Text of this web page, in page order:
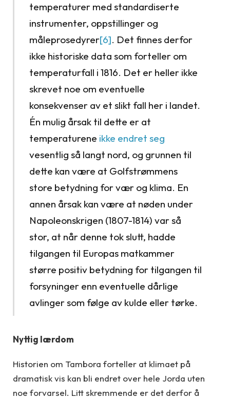
temperaturer med standardiserte
instrumenter, oppstillinger og
måleprosedyrer[6]. Det finnes derfor
ikke historiske data som forteller om
temperaturfall i 1816. Det er heller ikke
skrevet noe om eventuelle
konsekvenser av et slikt fall her i landet.
Én mulig årsak til dette er at
temperaturene ikke endret seg
vesentlig så langt nord, og grunnen til
dette kan være at Golfstrømmens
store betydning for vær og klima. En
annen årsak kan være at nøden under
Napoleonskrigen (1807-1814) var så
stor, at når denne tok slutt, hadde
tilgangen til Europas matkammer
større positiv betydning for tilgangen til
forsyninger enn eventuelle dårlige
avlinger som følge av kulde eller tørke.
Nyttig lærdom
Historien om Tambora forteller at klimaet på
dramatisk vis kan bli endret over hele Jorda uten
noe forvarsel. Litt skremmende er det derfor å